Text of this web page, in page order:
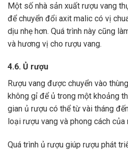
Một số nhà sản xuất rượu vang
để chuyển đổi axit malic có vị
dịu nhẹ hơn. Quá trình này cũng
và hương vị cho rượu vang.
4.6. Ủ rượu
Rượu vang được chuyển vào
không gỉ để ủ trong một khoảng
gian ủ rượu có thể từ vài tháng
loại rượu vang và phong cách của
Quá trình ủ rượu giúp rượu phát